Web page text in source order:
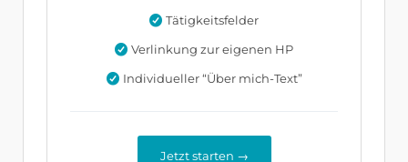
Tätigkeitsfelder
Verlinkung zur eigenen HP
Individueller “Über mich-Text”
Jetzt starten →